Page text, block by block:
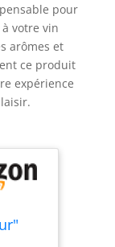
pour
votre vin
arômes et
ce produit
expérience